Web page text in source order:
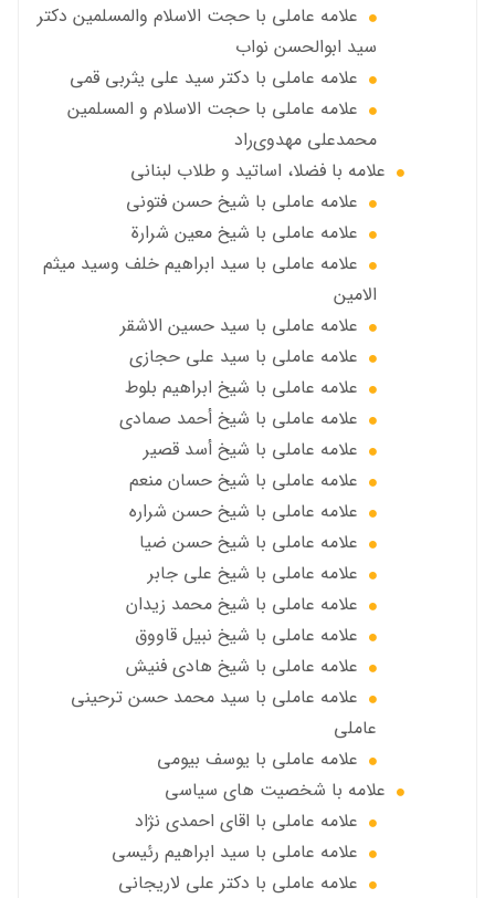
علامه عاملي با حجت الاسلام والمسلمين دکتر
سید ابوالحسن نواب
علامه عاملي با دكتر سيد علي يثربي قمي
علامه عاملي با حجت الاسلام و المسلمین
محمدعلی مهدوی‌راد
علامه با فضلا، اساتید و طلاب لبنانی
علامه عاملي با شيخ حسن فتوني
علامه عاملي با شيخ معين شرارة
علامه عاملي با سید ابراهیم خلف وسید میثم
الامين
علامه عاملي با سيد حسين الاشقر
علامه عاملي با سيد علي حجازي
علامه عاملي با شيخ ابراهيم بلوط
علامه عاملي با شيخ أحمد صمادي
علامه عاملي با شيخ أسد قصير
علامه عاملي با شيخ حسان منعم
علامه عاملي با شيخ حسن شراره
علامه عاملي با شيخ حسن ضيا
علامه عاملي با شيخ علي جابر
علامه عاملي با شيخ محمد زيدان
علامه عاملي با شيخ نبيل قاووق
علامه عاملي با شیخ هادی فنیش
علامه عاملي با سيد محمد حسن ترحيني
عاملي
علامه عاملي با يوسف بيومی
علامه با شخصیت های سیاسی
علامه عاملي با اقای احمدی نژاد
علامه عاملي با سید ابراهیم رئیسی
علامه عاملي با دكتر علي لاريجاني